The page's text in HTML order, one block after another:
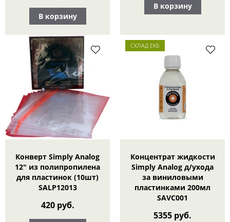
В корзину
В корзину
Конверт Simply Analog
12" из полипропилена
для пластинок (10шт)
SALP12013
420 руб.
СКЛАД ЕКБ
Концентрат жидкости
Simply Analog д/ухода
за виниловыми
пластинками 200мл
SAVC001
5355 руб.